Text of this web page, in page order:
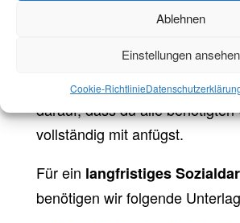
Ablehnen
Einstellungen ansehen
Cookie-Richtlinie
beantragen, musst dudieses
nötigen Unterlagen per Mail an
Sozialreferentin zusenden.
darauf, dass du alle benötigten
vollständig mit anfügst.
Für ein langfristiges
benötigen wir folgende